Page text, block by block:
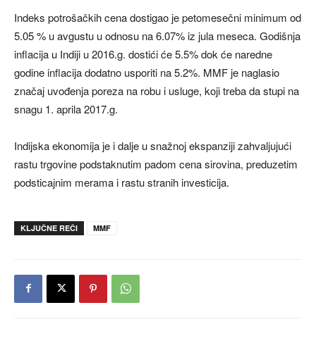
Indeks potrošačkih cena dostigao je petomesečni minimum od
5.05 % u avgustu u odnosu na 6.07% iz jula meseca. Godišnja
inflacija u Indiji u 2016.g. dostići će 5.5% dok će naredne
godine inflacija dodatno usporiti na 5.2%. MMF je naglasio
značaj uvođenja poreza na robu i usluge, koji treba da stupi na
snagu 1. aprila 2017.g.
Indijska ekonomija je i dalje u snažnoj ekspanziji zahvaljujući
rastu trgovine podstaknutim padom cena sirovina, preduzetim
podsticajnim merama i rastu stranih investicija.
KLJUČNE REČI MMF